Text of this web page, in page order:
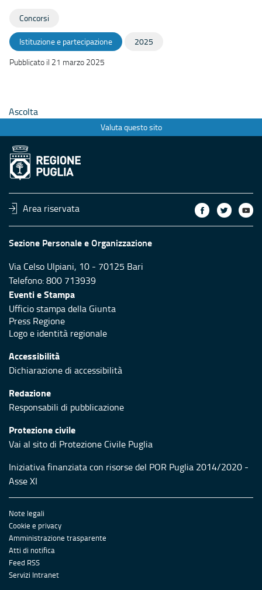
Concorsi
Istituzione e partecipazione
2025
Pubblicato il 21 marzo 2025
Ascolta
Valuta questo sito
Area riservata
Sezione Personale e Organizzazione
Via Celso Ulpiani, 10 - 70125 Bari
Telefono: 800 713939
Eventi e Stampa
Ufficio stampa della Giunta
Press Regione
Logo e identità regionale
Accessibilità
Dichiarazione di accessibilità
Redazione
Responsabili di pubblicazione
Protezione civile
Vai al sito di Protezione Civile Puglia
Iniziativa finanziata con risorse del POR Puglia 2014/2020 -
Asse XI
Note legali
Cookie e privacy
Amministrazione trasparente
Atti di notifica
Feed RSS
Servizi Intranet